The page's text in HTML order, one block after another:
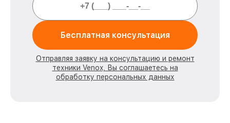
Бесплатная консультация
Отправляя заявку на консультацию и ремонт
техники Venox, Вы соглашаетесь на
обработку персональных данных